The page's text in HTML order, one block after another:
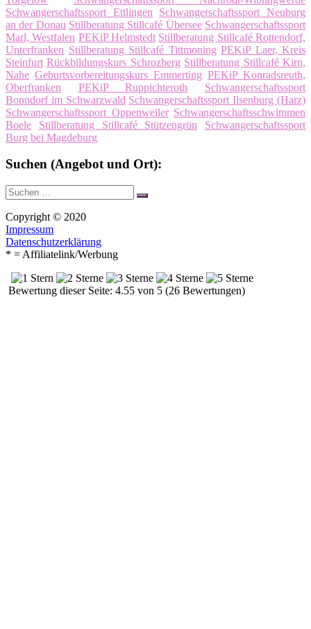
Schwangerschaftssport Ettlingen
Schwangerschaftssport Neuburg
an der Donau Stillberatung Stillcafé Übersee Schwangerschaftssport
Marl, Westfalen PEKiP Helmstedt Stillberatung Stillcafé Rottendorf,
Unterfranken Stillberatung Stillcafé Tittmoning PEKiP Laer, Kreis
Steinfurt Rückbildungskurs Schrozberg Stillberatung Stillcafé Kirn,
Nahe Geburtsvorbereitungskurs Emmerting PEKiP Konradsreuth,
Oberfranken
PEKiP Ruppichteroth
Schwangerschaftssport
Bonndorf im Schwarzwald Schwangerschaftssport Ilsenburg (Harz)
Schwangerschaftssport Oppenweiler Schwangerschaftsschwimmen
Boele
Stillberatung Stillcafé Stützengrün
Schwangerschaftssport
Burg bei Magdeburg
Suchen (Angebot und Ort):
Suche
nach:
Suchen
Copyright © 2020
Impressum
Datenschutzerklärung
* = Affiliatelink/Werbung
Bewertung dieser Seite: 4.55 von 5 (26 Bewertungen)